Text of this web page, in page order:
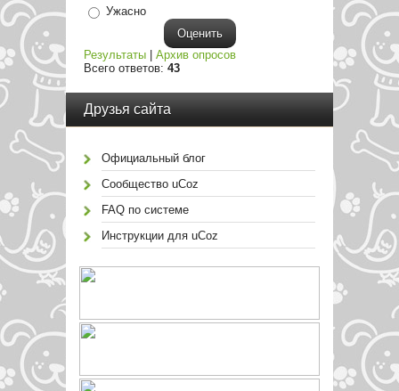
Ужасно
Результаты
Архив опросов
Всего ответов: 43
Друзья сайта
Официальный блог
Сообщество uCoz
FAQ по системе
Инструкции для uCoz